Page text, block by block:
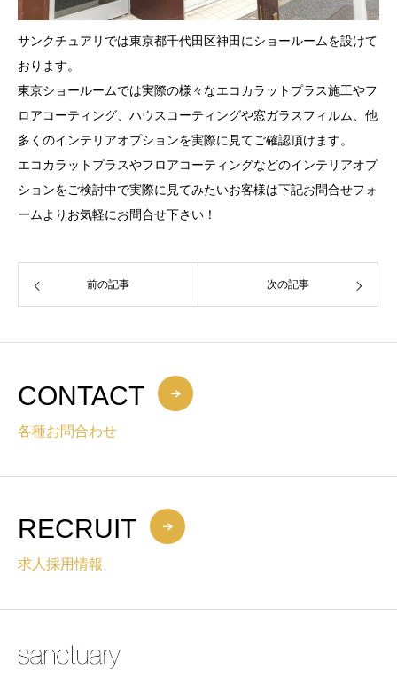
サンクチュアリでは東京都千代田区神田にショールームを設けて
おります。
東京ショールームでは実際の様々なエコカラットプラス施工やフ
ロアコーティング、ハウスコーティングや窓ガラスフィルム、他
多くのインテリアオプションを実際に見てご確認頂けます。
エコカラットプラスやフロアコーティングなどのインテリアオプ
ションをご検討中で実際に見てみたいお客様は下記お問合せフォ
ームよりお気軽にお問合せ下さい！
前の記事 次の記事
CONTACT
各種お問合わせ
RECRUIT
求人採用情報